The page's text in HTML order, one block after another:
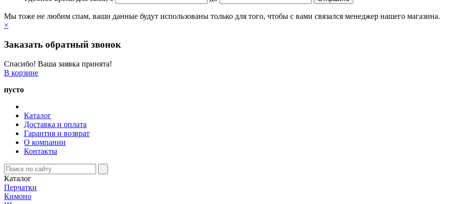
Мы тоже не любим спам, ваши данные будут использованы только для того, чтобы с вами связался менеджер нашего магазина.
×
Заказать обратный звонок
Спасибо! Ваша заявка принята!
В корзине
пусто
Каталог
Доставка и оплата
Гарантия и возврат
О компании
Контакты
Каталог
Перчатки
Кимоно